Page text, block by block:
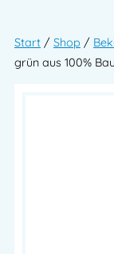
Start / Shop /
grün aus 100%